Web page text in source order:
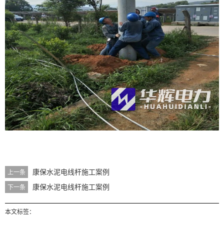
上一条 康保水泥电线杆施工案例
下一条 康保水泥电线杆施工案例
本文标签：